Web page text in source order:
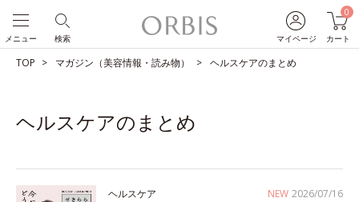
マイページ
0
カート
検索
メニュー
TOP マガジン（美容情報・読み物） ヘルスケアのまとめ
ヘルスケアのまとめ
NEW 2026/07/16
ヘルスケア